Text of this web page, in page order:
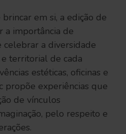
em si, a edição de
a importância de
celebrar a diversidade
territorial de cada
estéticas, oficinas e
propõe experiências que
de vínculos
pelo respeito e